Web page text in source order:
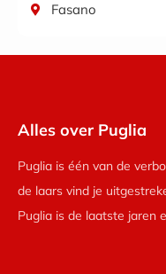
Fasano
Alles over Puglia
Puglia is één van de
de laars vind je
Puglia is de laatste jaren